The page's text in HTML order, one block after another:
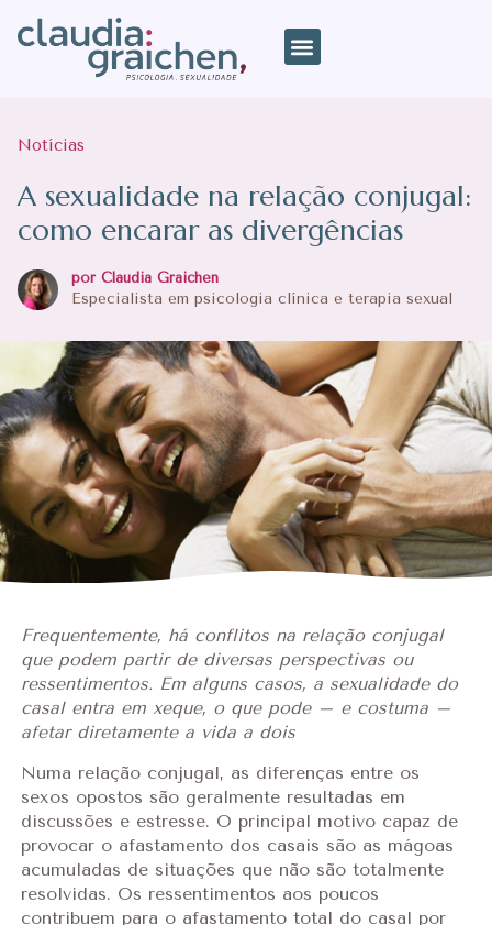
Notícias
A sexualidade na relação conjugal:
como encarar as divergências
por Claudia Graichen
Especialista em psicologia clínica e terapia sexual
Frequentemente, há conflitos na relação conjugal
que podem partir de diversas perspectivas ou
ressentimentos. Em alguns casos, a sexualidade do
casal entra em xeque, o que pode – e costuma –
afetar diretamente a vida a dois
Numa relação conjugal, as diferenças entre os
sexos opostos são geralmente resultadas em
discussões e estresse. O principal motivo capaz de
provocar o afastamento dos casais são as mágoas
acumuladas de situações que não são totalmente
resolvidas. Os ressentimentos aos poucos
contribuem para o afastamento total do casal por